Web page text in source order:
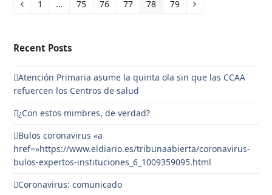
AnteriorPage
1 … Page
75 Page
76 Page
77 Page
78 Page
79 Siguiente
Recent Posts
Atención Primaria asume la quinta ola sin que las CCAA
refuercen los Centros de salud
¿Con estos mimbres, de verdad?
Bulos coronavirus «a
href=»https://www.eldiario.es/tribunaabierta/coronavirus-
bulos-expertos-instituciones_6_1009359095.html
Coronavirus: comunicado